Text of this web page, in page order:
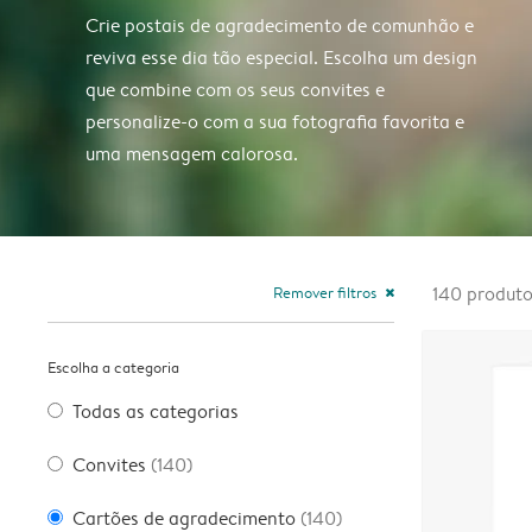
Crie postais de agradecimento de comunhão e
reviva esse dia tão especial. Escolha um design
que combine com os seus convites e
personalize-o com a sua fotografia favorita e
uma mensagem calorosa.
Remover filtros close
Escolha a categoria
Todas as categorias
Convites (140)
Cartões de agradecimento (140)
140